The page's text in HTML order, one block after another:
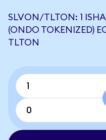
SLVON/TLTON: 1
(ONDO TOKENIZED)
TLTON